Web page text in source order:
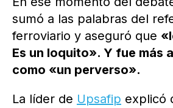
sumó a las palabras del
ferroviario y aseguró que
Es un loquito». Y fue más
como «un perverso».
La líder de Upsafip explicó